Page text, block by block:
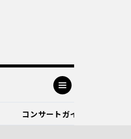
コンサートガイド